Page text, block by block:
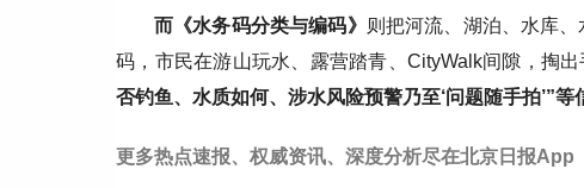
而《水务码分类与编码》 则把河流、湖泊、水库
码，市民在游山玩水、露营踏青、CityWalk间隙，掏出
否钓鱼、水质如何、涉水风险预警乃至‘问题随手拍’”等
更多热点速报、权威资讯、深度分析尽在北京日报App